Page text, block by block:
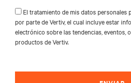
El tratamiento de mis datos personales
por parte de Vertiv, el cual incluye estar
electrónico sobre las tendencias, eventos,
productos de Vertiv.